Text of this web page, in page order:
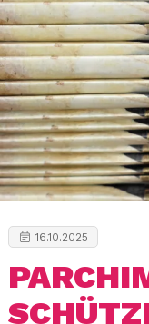
16.10.2025